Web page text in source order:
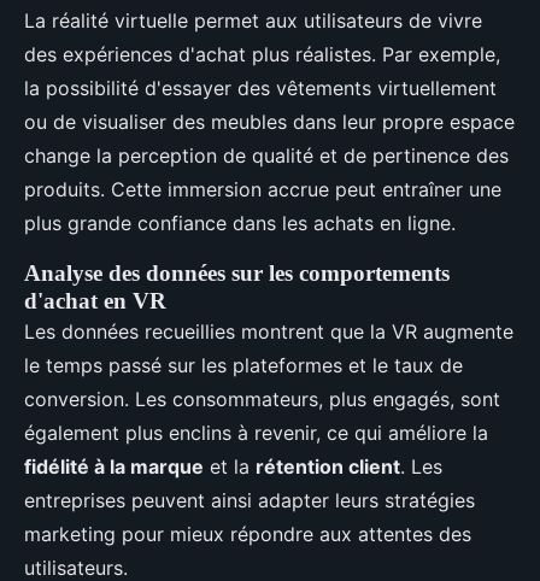
La réalité virtuelle permet aux utilisateurs de vivre
des expériences d'achat plus réalistes. Par exemple,
la possibilité d'essayer des vêtements virtuellement
ou de visualiser des meubles dans leur propre espace
change la perception de qualité et de pertinence des
produits. Cette immersion accrue peut entraîner une
plus grande confiance dans les achats en ligne.
Analyse des données sur les comportements
d'achat en VR
Les données recueillies montrent que la VR augmente
le temps passé sur les plateformes et le taux de
conversion. Les consommateurs, plus engagés, sont
également plus enclins à revenir, ce qui améliore la
fidélité à la marque et la rétention client. Les
entreprises peuvent ainsi adapter leurs stratégies
marketing pour mieux répondre aux attentes des
utilisateurs.